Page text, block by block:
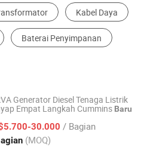
Kabel Daya
Baterai Penyimpanan
Generator Diesel Tenaga Listrik
Empat Langkah Cummins Baru
30.000 / Bagian
(MOQ)
LIMITED
Harga mulai 2021